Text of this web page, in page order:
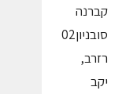
קברנה
סובניון02
רזרב,
יקב